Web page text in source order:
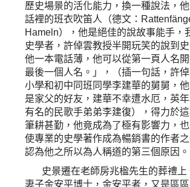
歷史場景的活化能力，換一種說法，
話裡的班衣吹笛人（德文：Rattenfä
Hameln），他是絕佳的說故事能手，
史學者，許倬雲教授半開玩笑的說到
他一本電話薄，他可以從第一頁人名
最後一個人名。」，（插一句話，許
小學和初中同班同學李建華的舅舅，
是家父的好友，建華不幸遭水厄，英
有名的民歌手弟弟李建復），得力於
筆耕甚勤，他竟成為了極有影響力，
使專業的史學著作成為暢銷書的作者
認為他之所以為人稱道的第三個原因。
史景遷在老師房兆楹先生的葬禮上
妻子金安平博士，金安平者，又是區